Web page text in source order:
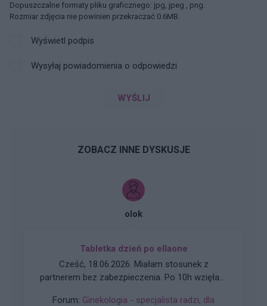
Dopuszczalne formaty pliku graficznego: jpg, jpeg , png.
Rozmiar zdjęcia nie powinien przekraczać 0.6MB.
Wyświetl podpis
Wysyłaj powiadomienia o odpowiedzi
WYŚLIJ
ZOBACZ INNE DYSKUSJE
olok
Tabletka dzień po ellaone
Cześć, 18.06.2026. Miałam stosunek z
partnerem bez zabezpieczenia. Po 10h wzięłam
miesiączki to 25/26 maja. Zwykle mam okres
Forum: Ginekologia - specjalista radzi, dla